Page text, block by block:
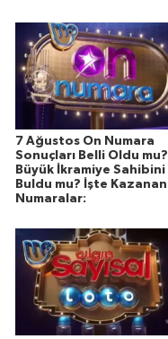
7 Ağustos On Numara
Sonuçları Belli Oldu mu?
Büyük İkramiye Sahibini
Buldu mu? İşte Kazanan
Numaralar: